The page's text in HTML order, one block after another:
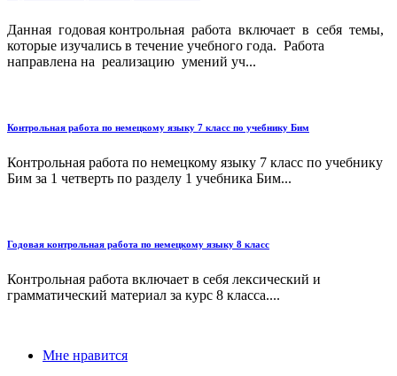
Данная годовая контрольная работа включает в себя темы,
которые изучались в течение учебного года. Работа
направлена на реализацию умений уч...
Контрольная работа по немецкому языку 7 класс по учебнику Бим
Контрольная работа по немецкому языку 7 класс по учебнику
Бим за 1 четверть по разделу 1 учебника Бим...
Годовая контрольная работа по немецкому языку 8 класс
Контрольная работа включает в себя лексический и
грамматический материал за курс 8 класса....
Мне нравится